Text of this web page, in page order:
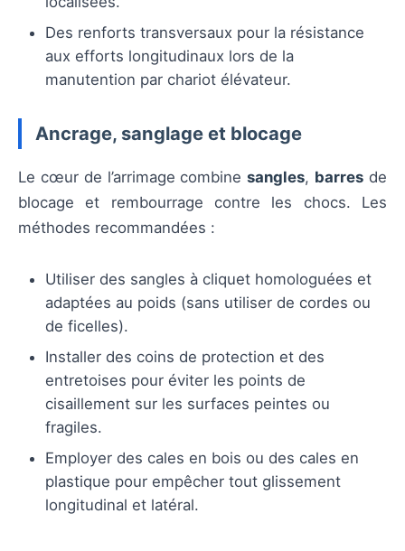
Des renforts transversaux pour la résistance
aux efforts longitudinaux lors de la
manutention par chariot élévateur.
Ancrage, sanglage et blocage
Le cœur de l’arrimage combinesangles, barres de
blocage et rembourrage contre les chocs. Les
méthodes recommandées :
Utiliser des sangles à cliquet homologuées et
adaptées au poids (sans utiliser de cordes ou
de ficelles).
Installer des coins de protection et des
entretoises pour éviter les points de
cisaillement sur les surfaces peintes ou
fragiles.
Employer des cales en bois ou des cales en
plastique pour empêcher tout glissement
longitudinal et latéral.